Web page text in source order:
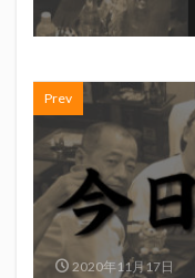
Prev
2020年11月17日